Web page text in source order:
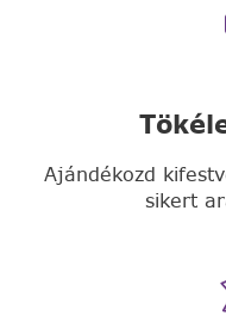
Ajándékozd
sikert